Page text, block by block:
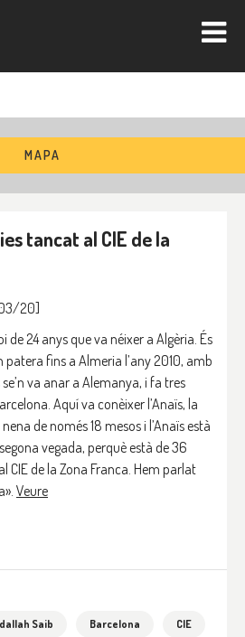
MAPA
tancat al CIE de la
20]
de 24 anys que va néixer a Algèria. És
patera fins a Almeria l’any 2010, amb
va anar a Alemanya, i fa tres
Aquí va conèixer l’Anaïs, la
de només 18 mesos i l’Anaïs està
vegada, perquè està de 36
CIE de la Zona Franca. Hem parlat
Veure
Saib Barcelona
CIE